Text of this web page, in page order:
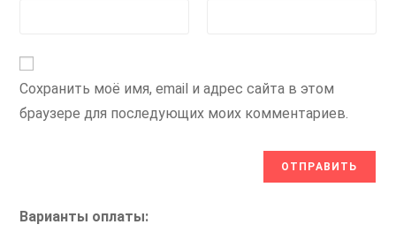
Сохранить моё имя, email и адрес сайта в этом
браузере для последующих моих комментариев.
Варианты оплаты: